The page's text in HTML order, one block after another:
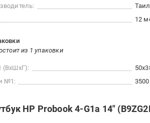
12
из 1 упаковки
(ВхШхГ):
№1:
3500
HP Probook 4-G1a 14"